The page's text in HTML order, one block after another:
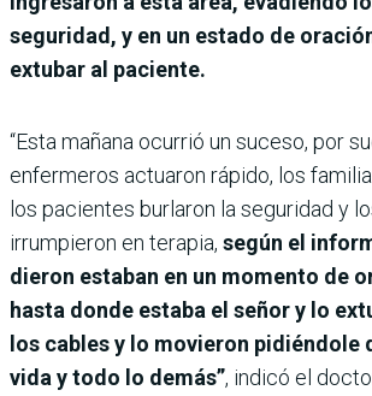
seguridad, y en un estado de
extubar al paciente.
“Esta mañana ocurrió un suceso, por
enfermeros actuaron rápido, los
los pacientes burlaron la seguridad y
irrumpieron en terapia, según el
dieron estaban en un momento de
hasta donde estaba el señor y lo
los cables y lo movieron pidiéndole
vida y todo lo demás”, indicó el